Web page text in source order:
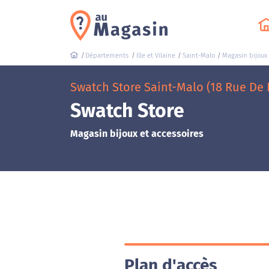
Départements Ille et Vilaine Saint-Malo Magasin bijoux
Swatch Store Saint-Malo (18 Rue De
Swatch Store
Magasin bijoux et accessoires